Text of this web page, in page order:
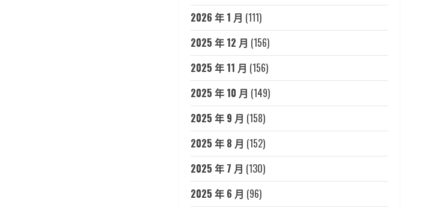
2026 年 1 月 (111)
2025 年 12 月 (156)
2025 年 11 月 (156)
2025 年 10 月 (149)
2025 年 9 月 (158)
2025 年 8 月 (152)
2025 年 7 月 (130)
2025 年 6 月 (96)